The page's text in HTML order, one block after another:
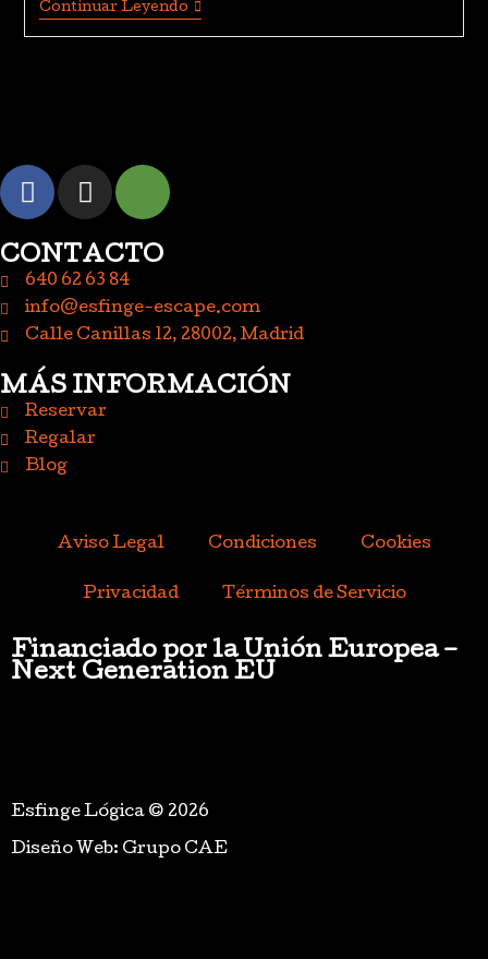
Continuar Leyendo
CONTACTO
640 62 63 84
info@esfinge-escape.com
Calle Canillas 12, 28002, Madrid
MÁS INFORMACIÓN
Reservar
Regalar
Blog
Aviso Legal Condiciones Cookies
Privacidad Términos de Servicio
Financiado por la Unión Europea –
Next Generation EU
Esfinge Lógica © 2026
Diseño Web: Grupo CAE